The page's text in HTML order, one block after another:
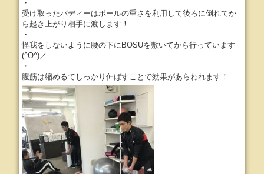
・
受け取ったバディーはボールの重さを利用して後ろに倒れてか
ら起き上がり相手に渡します！
・
怪我をしないように腰の下にBOSUを敷いてから行っています
(^O^)／
・
腹筋は縮めるてしっかり伸ばすことで効果があらわれます！